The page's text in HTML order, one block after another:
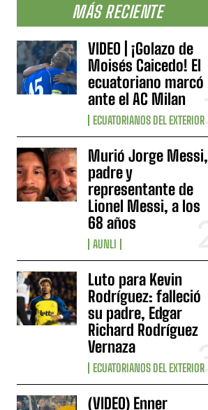
MÁS RECIENTE
VIDEO | ¡Golazo de
Moisés Caicedo! El
ecuatoriano marcó
ante el AC Milan
ECUATORIANOS DEL EXTERIOR
Murió Jorge Messi,
padre y
representante de
Lionel Messi, a los
68 años
AUNLI
Luto para Kevin
Rodríguez: falleció
su padre, Edgar
Richard Rodríguez
Vernaza
ECUATORIANOS DEL EXTERIOR
(VIDEO) Enner